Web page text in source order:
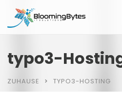
typo3-
ZUHAUSE TYPO3-HOSTING